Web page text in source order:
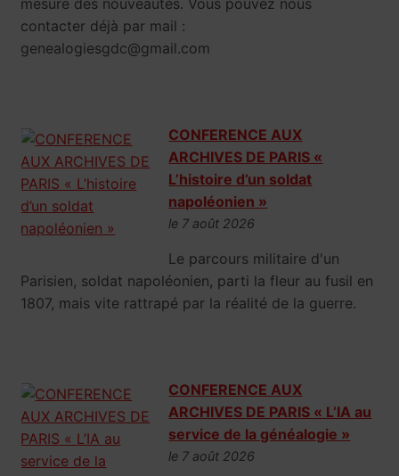
mesure des nouveautés. Vous pouvez nous
contacter déjà par mail :
genealogiesgdc@gmail.com
CONFERENCE AUX
ARCHIVES DE PARIS «
L’histoire d’un soldat
napoléonien »
le 7 août 2026
Le parcours militaire d'un
Parisien, soldat napoléonien, parti la fleur au fusil en
1807, mais vite rattrapé par la réalité de la guerre.
CONFERENCE AUX
ARCHIVES DE PARIS « L’IA au
service de la généalogie »
le 7 août 2026